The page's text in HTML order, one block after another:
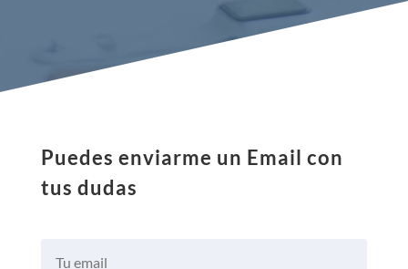
Puedes enviarme un Email con
tus dudas